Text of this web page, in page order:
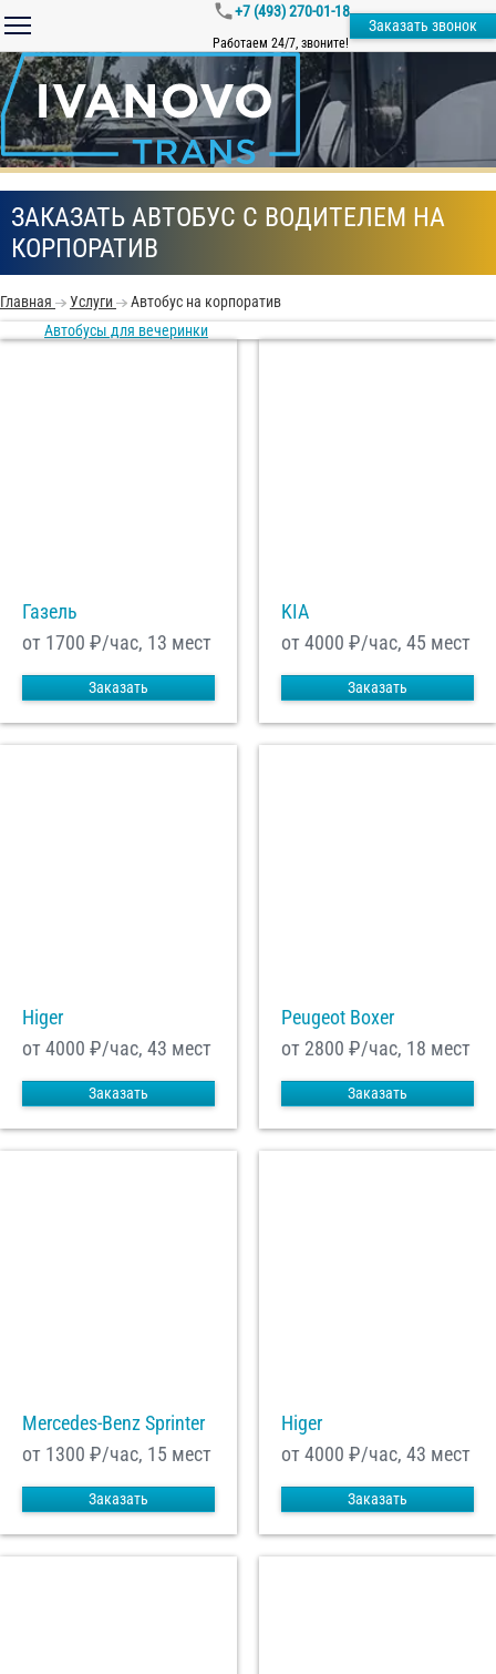
+7 (493) 270-01-18
Работаем 24/7, звоните!
Заказать звонок
ЗАКАЗАТЬ АВТОБУС С ВОДИТЕЛЕМ НА
КОРПОРАТИВ
Главная Услуги
Автобус на корпоратив
Автобусы для вечеринки
Газель
от 1700 ₽/час, 13 мест
Заказать
KIA
от 4000 ₽/час, 45 мест
Заказать
Higer
от 4000 ₽/час, 43 мест
Заказать
Peugeot Boxer
от 2800 ₽/час, 18 мест
Заказать
Mercedes-Benz Sprinter
от 1300 ₽/час, 15 мест
Заказать
Higer
от 4000 ₽/час, 43 мест
Заказать
Отправить заказ